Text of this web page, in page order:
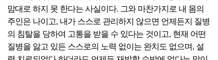
맘대로 하지 못 한다는 사실이다. 그와 마찬가지로 내 몸의
주인은 나이고, 내가 스스로 관리하지 않으면 언제든지 질병
의 침탈을 당하여 고통을 받을 수 있다는 것이고, 현재 어떤
질병을 앓고 있든 스스로의 노력 없이는 완치도 없으며, 설